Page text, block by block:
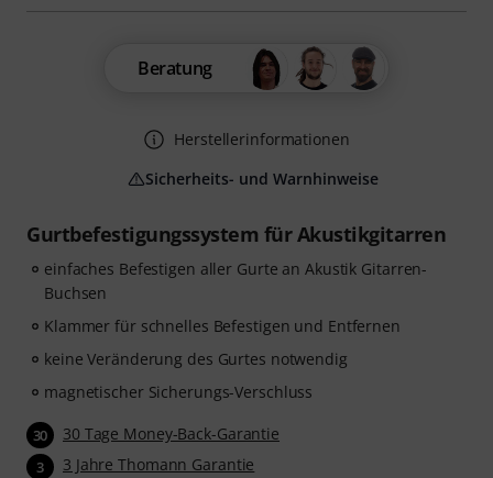
Gurtbefestigungssystem für Akustikgitarren
einfaches Befestigen aller Gurte an Akustik Gitarren-
Buchsen
Klammer für schnelles Befestigen und Entfernen
keine Veränderung des Gurtes notwendig
magnetischer Sicherungs-Verschluss
30 30 Tage Money-Back-Garantie
3 3 Jahre Thomann Garantie
Beratung
Herstellerinformationen
Sicherheits- und Warnhinweise